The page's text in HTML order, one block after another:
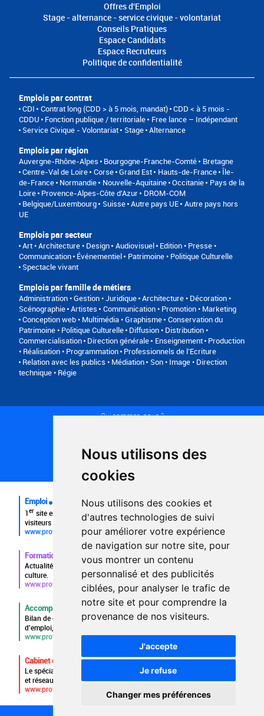
Nous utilisons des
cookies
Nous utilisons des cookies et
d'autres technologies de suivi
pour améliorer votre expérience
de navigation sur notre site, pour
vous montrer un contenu
personnalisé et des publicités
ciblées, pour analyser le trafic de
notre site et pour comprendre la
provenance de nos visiteurs.
J'accepte
Je refuse
Changer mes préférences
Offres d'Emploi
Stage - alternance - service civique - volontariat
Conseils Pratiques
Espace Candidats
Espace Recruteurs
Politique de confidentialité
Emplois par contrat
CDI Contrat long (CDD > à 5 mois, mandat) CDD < à 5 mois -
CDDU
Fonction publique / territoriale
Free lance – Indépendant
Service Civique - Volontariat
Stage Alternance
Emplois par région
Auvergne-Rhône-Alpes Bourgogne-Franche-Comté
Bretagne
Centre-Val de Loire Corse Grand Est Hauts-de-France Île-
de-France Normandie Nouvelle-Aquitaine Occitanie
Pays de la
Loire Provence-Alpes-Côte d'Azur
DROM-COM
Belgique/Luxembourg
Suisse Autre pays UE Autre pays hors
UE
Emplois par secteur
Art • Architecture • Design Audiovisuel Edition • Presse •
Communication Événementiel
Patrimoine • Politique Culturelle
Spectacle vivant
Emplois par famille de métiers
Administration • Gestion • Juridique Architecture • Décoration •
Scénographie Artistes
Communication • Promotion • Marketing
Conception web • Multimédia • Graphisme Conservation du
Patrimoine • Politique Culturelle Diffusion • Distribution •
Commercialisation Direction générale Enseignement Production
• Réalisation • Programmation Professionnels de l’Ecriture
Relation avec les publics • Médiation
Son • Image • Direction
technique • Régie
Qui sommes-nous ?
Plan du site
FAQ recruteurs
FAQ
Emploi
1er site emploi du secteur culturel 784.000 visites et 230.000
visiteurs uniques par mois.
www.profilculture.com
Formation
Actualités, guide et annuaire des formations aux métiers de la
culture.
www.profilculture-formation.com
Accompagnement professionnel
Bilan de compétences, coaching, techniques de recherche
d'emploi, entretien conseil.
www.profilculture-competences.com
Cabinet de recrutement
Le spécialiste du secteur culturel, une cvthèque de 86.000 CV
et réseau unique de professionnels.
www.profilculture-conseil.com/cabinet-recrutement